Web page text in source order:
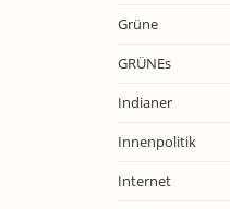
Grüne
GRÜNEs
Indianer
Innenpolitik
Internet